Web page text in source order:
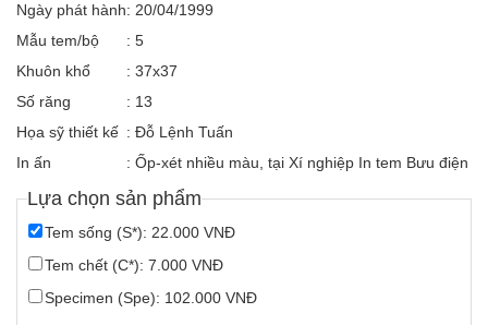
Ngày phát hành: 20/04/1999
Mẫu tem/bộ
: 5
Khuôn khổ
: 37x37
Số răng
: 13
Họa sỹ thiết kế : Đỗ Lệnh Tuấn
In ấn
: Ốp-xét nhiều màu, tại Xí nghiệp In tem Bưu điện
Lựa chọn sản phẩm
Tem sống (S*): 22.000 VNĐ
Tem chết (C*): 7.000 VNĐ
Specimen (Spe): 102.000 VNĐ